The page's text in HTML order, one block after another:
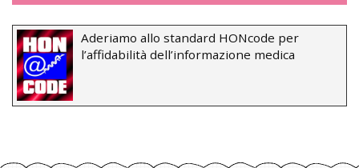
Aderiamo allo standard HONcode per
l’affidabilità dell’informazione medica